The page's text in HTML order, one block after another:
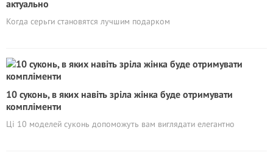
актуально
Когда серьги становятся лучшим подарком
10 суконь, в яких навіть зріла жінка буде отримувати
компліменти
Ці 10 моделей суконь допоможуть вам виглядати елегантно